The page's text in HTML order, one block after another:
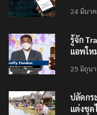
24 มีนา
รู้จัก
แอพให
25 มิถุน
ปลัดกร
แต่งชุด